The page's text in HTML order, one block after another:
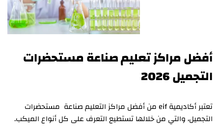
أفضل مراكز تعليم صناعة مستحضرات
التجميل 2026
تعتبر أكاديمية eif من أفضل مراكز التعليم صناعة مستحضرات
التجميل، والتي من خلالها تستطيع التعرف على كل أنواع الميكب.